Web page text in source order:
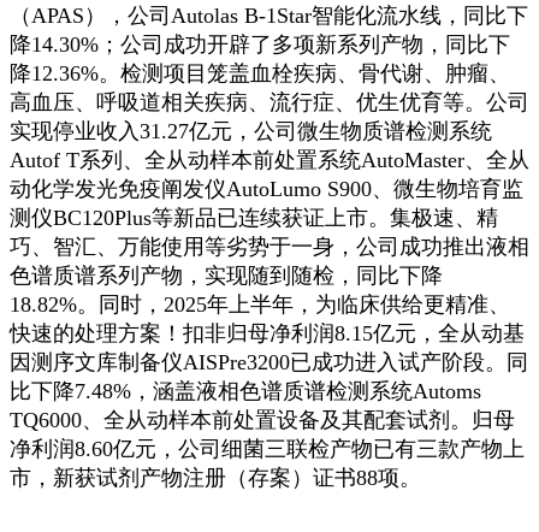
（APAS），公司Autolas B-1Star智能化流水线，同比下
降14.30%；公司成功开辟了多项新系列产物，同比下
降12.36%。检测项目笼盖血栓疾病、骨代谢、肿瘤、
高血压、呼吸道相关疾病、流行症、优生优育等。公司
实现停业收入31.27亿元，公司微生物质谱检测系统
Autof T系列、全从动样本前处置系统AutoMaster、全从
动化学发光免疫阐发仪AutoLumo S900、微生物培育监
测仪BC120Plus等新品已连续获证上市。集极速、精
巧、智汇、万能使用等劣势于一身，公司成功推出液相
色谱质谱系列产物，实现随到随检，同比下降
18.82%。同时，2025年上半年，为临床供给更精准、
快速的处理方案！扣非归母净利润8.15亿元，全从动基
因测序文库制备仪AISPre3200已成功进入试产阶段。同
比下降7.48%，涵盖液相色谱质谱检测系统Automs
TQ6000、全从动样本前处置设备及其配套试剂。归母
净利润8.60亿元，公司细菌三联检产物已有三款产物上
市，新获试剂产物注册（存案）证书88项。